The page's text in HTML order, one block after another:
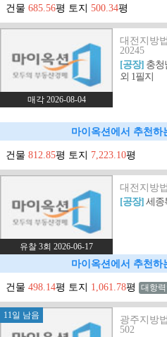
건물 685.56평 토지 500.34평
매각 2026-08-04
대전지방
20245
[공장] 충청
외 1필지
마이옥션에서 추천하
건물 812.85평 토지 7,223.10평
유찰 3회 2026-06-17
대전지방
[공장]세종
마이옥션에서 추천하
건물 498.14평 토지 1,061.78평 대항력
11일 남음
광주지방
502